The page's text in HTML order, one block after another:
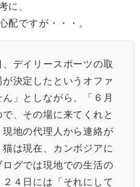
に、
配ですが・・・。
デイリースポーツの取
決定したというオファ
」としながら、「６月
、その場に来てくれと
地の代理人から連絡が
は現在、カンボジアに
グでは現地での生活の
４日には「それにして